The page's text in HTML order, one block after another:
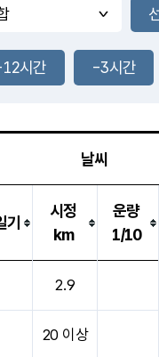
풍도
0.6m/s
시간 -3시간
날씨
기
시정
km
운량
1/10
2.9
20 이상